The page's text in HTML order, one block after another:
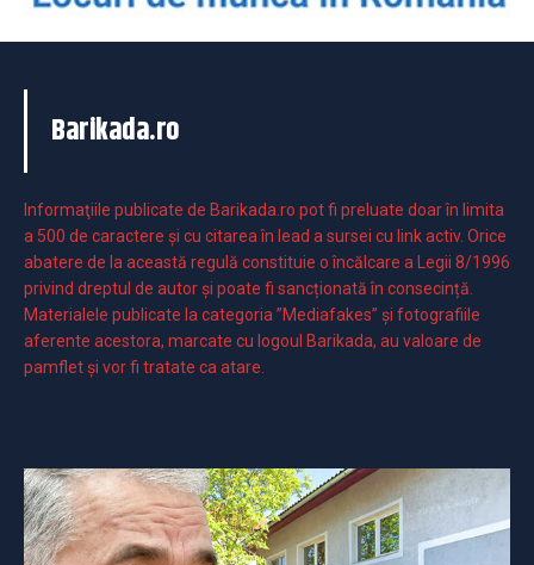
Barikada.ro
Informaţiile publicate de Barikada.ro pot fi preluate doar în limita
a 500 de caractere şi cu citarea în lead a sursei cu link activ. Orice
abatere de la această regulă constituie o încălcare a Legii 8/1996
privind dreptul de autor și poate fi sancționată în consecință.
Materialele publicate la categoria ”Mediafakes” și fotografiile
aferente acestora, marcate cu logoul Barikada, au valoare de
pamflet și vor fi tratate ca atare.